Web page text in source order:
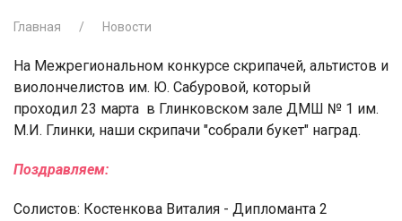
Главная Новости
На Межрегиональном конкурсе скрипачей, альтистов и
виолончелистов им. Ю. Сабуровой, который
проходил 23 марта в Глинковском зале ДМШ № 1 им.
М.И. Глинки, наши скрипачи "собрали букет" наград.
Поздравляем:
Солистов: Костенкова Виталия - Дипломанта 2